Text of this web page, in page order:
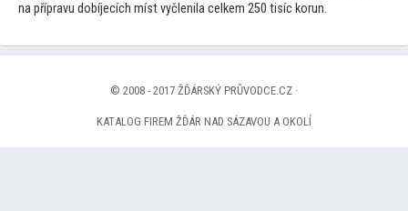
na přípravu dobíjecích míst vyčlenila celkem 250 tisíc korun.
© 2008 - 2017 ŽĎÁRSKÝ PRŮVODCE.CZ ·
KATALOG FIREM ŽĎÁR NAD SÁZAVOU A OKOLÍ